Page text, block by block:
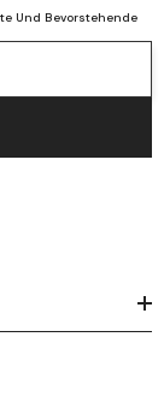
Und Bevorstehende